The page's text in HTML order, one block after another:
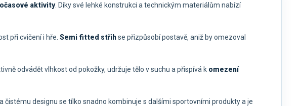
aktivity. Díky své lehké konstrukci a technickým materiálům nabízí
při cvičení i hře. Semi fitted střihse přizpůsobí postavě, aniž by omezoval
odvádět vlhkost od pokožky, udržuje tělo v suchu a přispívá k omezení
čistému designu se tílko snadno kombinuje s dalšími sportovními produkty a je